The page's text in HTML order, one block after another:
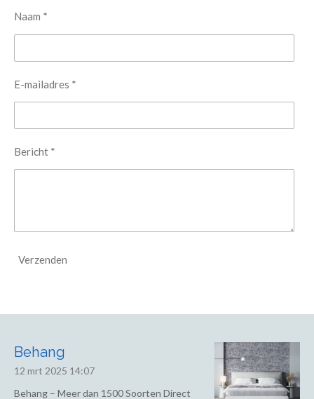
Naam *
E-mailadres *
Bericht *
Verzenden
Behang
12 mrt 2025 14:07
Behang – Meer dan 1500 Soorten Direct